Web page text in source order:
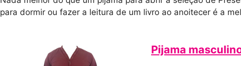
para dormir ou fazer a leitura de um livro ao anoitecer é a
Pijama